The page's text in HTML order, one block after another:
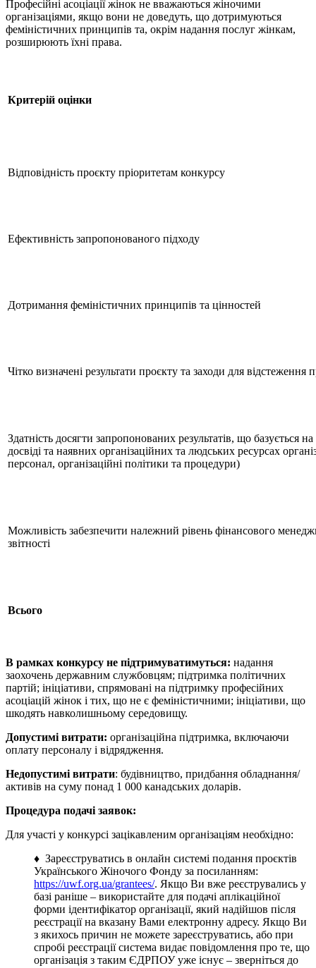
Професійні асоціації жінок не вважаються жіночими
організаціями, якщо вони не доведуть, що дотримуються
феміністичних принципів та, окрім надання послуг жінкам,
розширюють їхні права.
Критерій оцінки
Відповідність проєкту пріоритетам конкурсу
Ефективність запропонованого підходу
Дотримання феміністичних принципів та цінностей
Чітко визначені результати проєкту та заходи для відстеження
Здатність досягти запропонованих результатів, що базується
досвіді та наявних організаційних та людських ресурсах
персонал, організаційні політики та процедури)
Можливість забезпечити належний рівень фінансового
звітності
Всього
В рамках конкурсу не підтримуватимуться: надання
заохочень державним службовцям; підтримка політичних
партій; ініціативи, спрямовані на підтримку професійних
асоціацій жінок і тих, що не є феміністичними; ініціативи, що
шкодять навколишньому середовищу.
Допустимі витрати: організаційна підтримка, включаючи
оплату персоналу і відрядження.
Недопустимі витрати: будівництво, придбання обладнання/
активів на суму понад 1 000 канадських доларів.
Процедура подачі заявок:
Для участі у конкурсі зацікавленим організаціям необхідно:
♦ Зареєструватись в онлайн системі подання проєктів
Українського Жіночого Фонду за посиланням:
https://uwf.org.ua/grantees/. Якщо Ви вже реєструвались у
базі раніше – використайте для подачі аплікаційної
форми ідентифікатор організації, який надійшов після
реєстрації на вказану Вами електронну адресу. Якщо Ви
з якихось причин не можете зареєструватись, або при
спробі реєстрації система видає повідомлення про те, що
організація з таким ЄДРПОУ уже існує – зверніться до